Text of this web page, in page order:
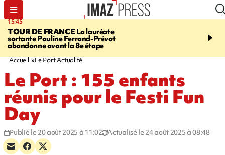
15:45
TOUR DE FRANCELa lauréate
sortante Pauline Ferrand-Prévot
abandonne avant la 8e étape
20:17
routière, concours de
Accueil Le Port Actualité
Le Port : 155 enfants
réunis pour le Festi Fun
Day
Publié le 20 août 2025 à 11:02 Actualisé le 24 août 2025 à 08:48